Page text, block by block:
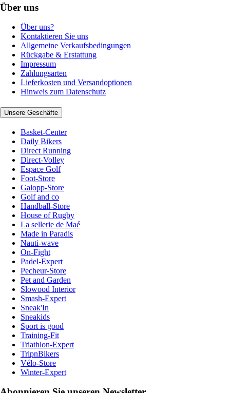
Über uns
Über uns?
Kontaktieren Sie uns
Allgemeine Verkaufsbedingungen
Rückgabe & Erstattung
Impressum
Zahlungsarten
Lieferkosten und Versandoptionen
Hinweis zum Datenschutz
Unsere Geschäfte
Basket-Center
Daily Bikers
Direct Running
Direct-Volley
Espace Golf
Foot-Store
Galopp-Store
Golf and co
Handball-Store
House of Rugby
La sellerie de Maé
Made in Paradis
Nauti-wave
On-Fight
Padel-Expert
Pecheur-Store
Pet and Garden
Slowood Interior
Smash-Expert
Sneak'In
Sneakids
Sport is good
Training-Fit
Triathlon-Expert
TripnBikers
Vélo-Store
Winter-Expert